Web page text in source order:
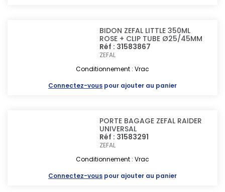
BIDON ZEFAL LITTLE 350ML
ROSE + CLIP TUBE Ø25/45MM
Réf : 31583867
ZEFAL
Conditionnement : Vrac
Connectez-vous pour ajouter au panier
PORTE BAGAGE ZEFAL RAIDER
UNIVERSAL
Réf : 31583291
ZEFAL
Conditionnement : Vrac
Connectez-vous pour ajouter au panier